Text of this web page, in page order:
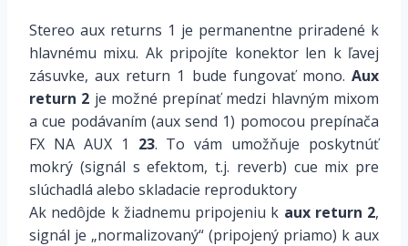
Stereo aux returns 1 je permanentne priradené k
hlavnému mixu. Ak pripojíte konektor len k ľavej
zásuvke, aux return 1 bude fungovať mono. Aux
return 2 je možné prepínať medzi hlavným mixom
a cue podávaním (aux send 1) pomocou prepínača
FX NA AUX 1 23. To vám umožňuje poskytnúť
mokrý (signál s efektom, t.j. reverb) cue mix pre
slúchadlá alebo skladacie reproduktory
Ak nedôjde k žiadnemu pripojeniu k aux return 2,
signál je „normalizovaný“ (pripojený priamo) k aux